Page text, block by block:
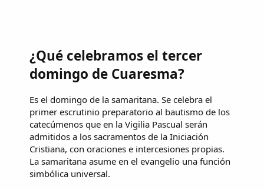
¿Qué celebramos el tercer
domingo de Cuaresma?
Es el domingo de la samaritana. Se celebra el
primer escrutinio preparatorio al bautismo de los
catecúmenos que en la Vigilia Pascual serán
admitidos a los sacramentos de la Iniciación
Cristiana, con oraciones e intercesiones propias.
La samaritana asume en el evangelio una función
simbólica universal.